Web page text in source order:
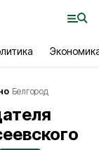
Белгород